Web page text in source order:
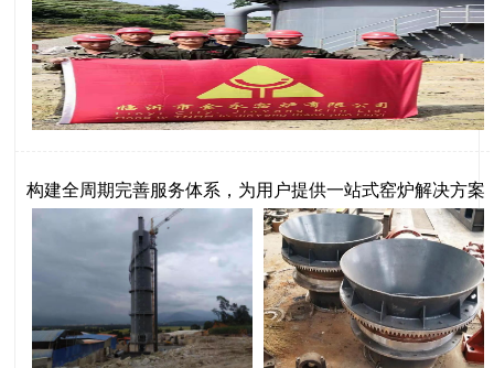
构建全周期完善服务体系，为用户提供一站式窑炉解决方案